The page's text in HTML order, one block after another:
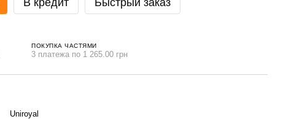
В кредит Быстрый заказ
ПОКУПКА ЧАСТЯМИ
3 платежа по 1 265.00 грн
Uniroyal